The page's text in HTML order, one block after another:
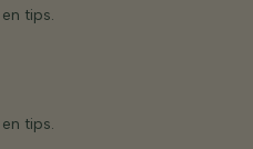
tips.
tips.